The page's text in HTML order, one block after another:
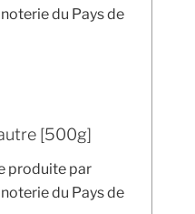
du Pays de
[500g]
produite par
du Pays de